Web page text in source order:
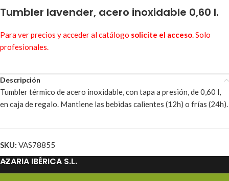
Tumbler lavender, acero inoxidable 0,60 l.
Para ver precios y acceder al catálogo solicite el acceso. Solo
profesionales.
Descripción
Tumbler térmico de acero inoxidable, con tapa a presión, de 0,60 l,
en caja de regalo. Mantiene las bebidas calientes (12h) o frías (24h).
SKU: VAS78855
AZARIA IBÉRICA S.L.